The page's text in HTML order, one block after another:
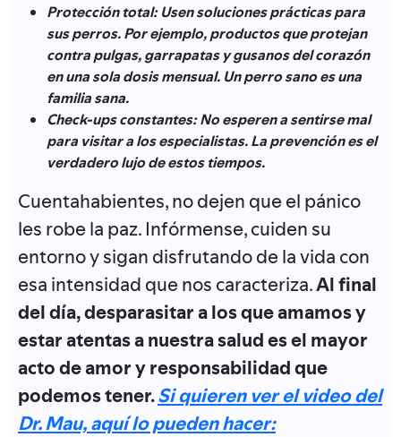
Protección total: Usen soluciones prácticas para
sus perros.Por ejemplo, productos que protejan
contra pulgas, garrapatas y gusanos del corazón
en una sola dosis mensual. Un perro sano es una
familia sana.
Check-ups constantes:No esperen a sentirse mal
para visitar a los especialistas. La prevención es el
verdadero lujo de estos tiempos.
Cuentahabientes, no dejen que el pánico
les robe la paz. Infórmense, cuiden su
entorno y sigan disfrutando de la vida con
esa intensidad que nos caracteriza.Al final
del día, desparasitar a los que amamos y
estar atentas a nuestra salud es el mayor
acto de amor y responsabilidad que
podemos tener.Si quieren ver el video del
Dr. Mau, aquí lo pueden hacer: